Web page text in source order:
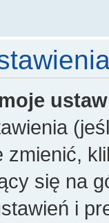
zmienić,
się na
i